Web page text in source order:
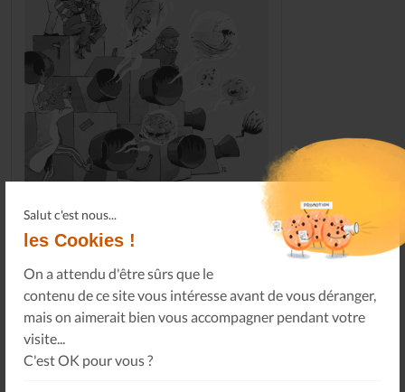
Salut c'est nous...
les Cookies !
On a attendu d'être sûrs que le
contenu de ce site vous intéresse avant de vous déranger,
mais on aimerait bien vous accompagner pendant votre
visite...
C'est OK pour vous ?